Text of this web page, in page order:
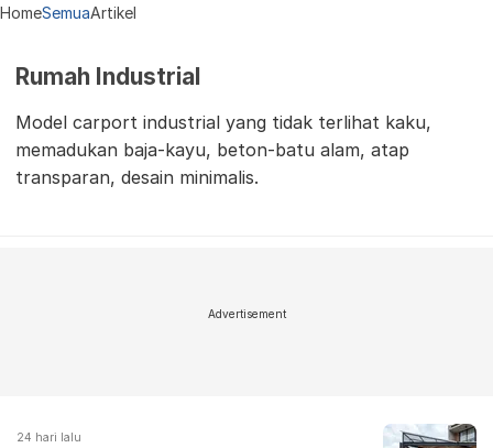
HomeSemuaArtikel
Rumah Industrial
Model carport industrial yang tidak terlihat kaku,
memadukan baja-kayu, beton-batu alam, atap
transparan, desain minimalis.
Advertisement
24 hari lalu